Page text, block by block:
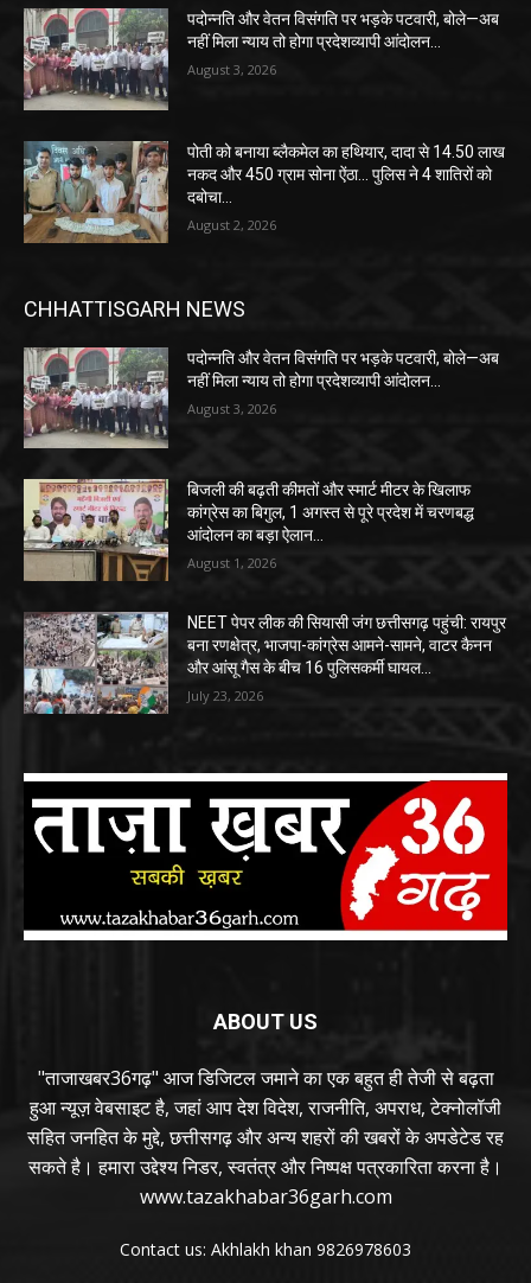
पदोन्नति और वेतन विसंगति पर भड़के पटवारी, बोले—अब
नहीं मिला न्याय तो होगा प्रदेशव्यापी आंदोलन…
August 3, 2026
पोती को बनाया ब्लैकमेल का हथियार, दादा से 14.50 लाख
नकद और 450 ग्राम सोना ऐंठा… पुलिस ने 4 शातिरों को
दबोचा…
August 2, 2026
CHHATTISGARH NEWS
पदोन्नति और वेतन विसंगति पर भड़के पटवारी, बोले—अब
नहीं मिला न्याय तो होगा प्रदेशव्यापी आंदोलन…
August 3, 2026
बिजली की बढ़ती कीमतों और स्मार्ट मीटर के खिलाफ
कांग्रेस का बिगुल, 1 अगस्त से पूरे प्रदेश में चरणबद्ध
आंदोलन का बड़ा ऐलान…
August 1, 2026
NEET पेपर लीक की सियासी जंग छत्तीसगढ़ पहुंची: रायपुर
बना रणक्षेत्र, भाजपा-कांग्रेस आमने-सामने, वाटर कैनन
और आंसू गैस के बीच 16 पुलिसकर्मी घायल…
July 23, 2026
ABOUT US
"ताजाखबर36गढ़" आज डिजिटल जमाने का एक बहुत ही तेजी से बढ़ता
हुआ न्यूज़ वेबसाइट है, जहां आप देश विदेश, राजनीति, अपराध, टेक्नोलॉजी
सहित जनहित के मुद्दे, छत्तीसगढ़ और अन्य शहरों की खबरों के अपडेटेड रह
सकते है। हमारा उद्देश्य निडर, स्वतंत्र और निष्पक्ष पत्रकारिता करना है।
www.tazakhabar36garh.com
Contact us: Akhlakh khan 9826978603